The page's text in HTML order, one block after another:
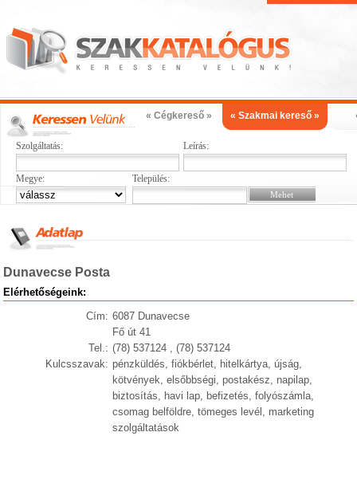
« Cégkereső » « Szakmai kereső »
Szolgáltatás: Leírás:
Megye: Település:
Dunavecse Posta
Elérhetőségeink:
Cím: 6087 Dunavecse
Fő út 41
Tel.: (78) 537124 , (78) 537124
Kulcsszavak: pénzküldés, fiókbérlet, hitelkártya, újság,
kötvények, elsőbbségi, postakész, napilap,
biztosítás, havi lap, befizetés, folyószámla,
csomag belföldre, tömeges levél, marketing
szolgáltatások